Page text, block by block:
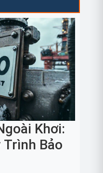
Khơi:
Trình Bảo